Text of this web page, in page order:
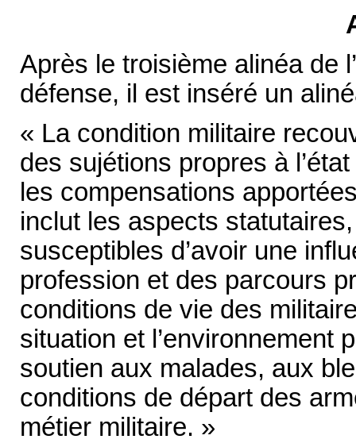
Après le troisième alinéa de
défense, il est inséré un
« La condition militaire
des sujétions propres à
les compensations
inclut les aspects
susceptibles d’avoir une
profession et des parcours
conditions de vie des
situation et l’environnement
soutien aux malades, aux
conditions de départ des
métier militaire. »